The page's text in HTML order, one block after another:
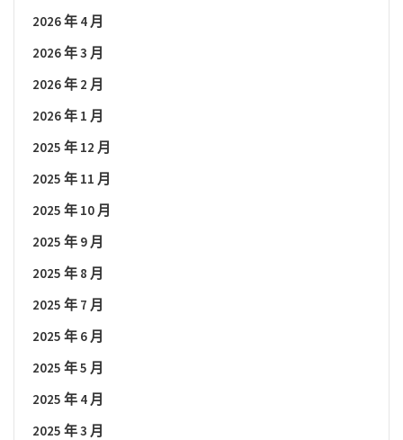
2026 年 4 月
2026 年 3 月
2026 年 2 月
2026 年 1 月
2025 年 12 月
2025 年 11 月
2025 年 10 月
2025 年 9 月
2025 年 8 月
2025 年 7 月
2025 年 6 月
2025 年 5 月
2025 年 4 月
2025 年 3 月